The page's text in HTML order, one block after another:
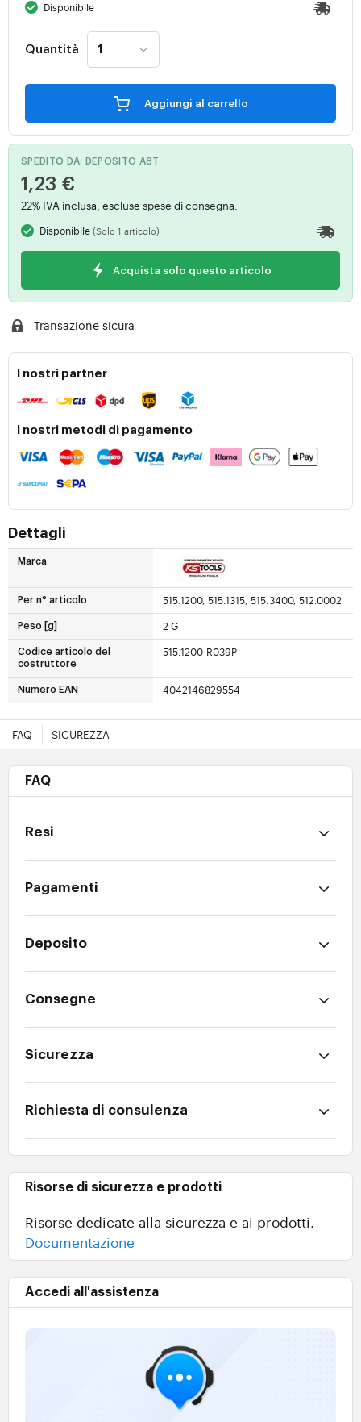
Disponibile
Quantità
Aggiungi al carrello
SPEDITO DA: DEPOSITO A8T
1,23 €
22% IVA inclusa, escluse spese di consegna
Disponibile(Solo 1 articolo)
Acquista solo questo articolo
Transazione sicura
I nostri partner
I nostri metodi di pagamento
Dettagli
Marca
Per n° articolo 515.1200, 515.1315, 515.3400, 512.0002
Peso [g] 2 G
Codice articolo del
costruttore
515.1200-R039P
Numero EAN 4042146829554
FAQ SICUREZZA
FAQ
Resi
Pagamenti
Deposito
Consegne
Sicurezza
Richiesta di consulenza
Risorse di sicurezza e prodotti
Risorse dedicate alla sicurezza e ai prodotti.
Documentazione
Accedi all'assistenza